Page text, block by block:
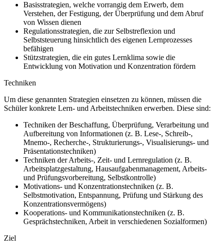
Basisstrategien, welche vorrangig dem Erwerb, dem
Verstehen, der Festigung, der Überprüfung und dem Abruf
von Wissen dienen
Regulationsstrategien, die zur Selbstreflexion und
Selbststeuerung hinsichtlich des eigenen Lernprozesses
befähigen
Stützstrategien, die ein gutes Lernklima sowie die
Entwicklung von Motivation und Konzentration fördern
Techniken
Um diese genannten Strategien einsetzen zu können, müssen die
Schüler konkrete Lern- und Arbeitstechniken erwerben. Diese sind:
Techniken der Beschaffung, Überprüfung, Verarbeitung und
Aufbereitung von Informationen (z. B. Lese-, Schreib-,
Mnemo-, Recherche-, Strukturierungs-, Visualisierungs- und
Präsentationstechniken)
Techniken der Arbeits-, Zeit- und Lernregulation (z. B.
Arbeitsplatzgestaltung, Hausaufgabenmanagement, Arbeits-
und Prüfungsvorbereitung, Selbstkontrolle)
Motivations- und Konzentrationstechniken (z. B.
Selbstmotivation, Entspannung, Prüfung und Stärkung des
Konzentrationsvermögens)
Kooperations- und Kommunikationstechniken (z. B.
Gesprächstechniken, Arbeit in verschiedenen Sozialformen)
Ziel